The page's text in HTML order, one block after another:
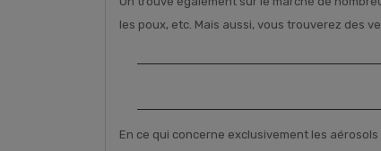
les poux, etc. Mais aussi, vous trouverez des
En ce qui concerne exclusivement les